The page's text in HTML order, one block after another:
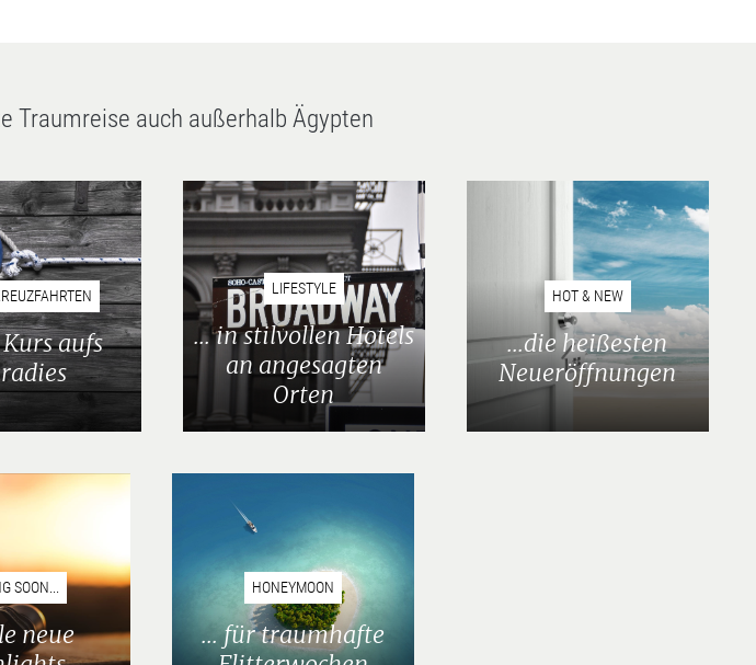
Traumreise auch außerhalb Ägypten
aufs
LIFESTYLE
... in stilvollen Hotels
an angesagten
Orten
HOT & NEW
...die heißesten
Neueröffnungen
SOON...
neue
HONEYMOON
... für traumhafte